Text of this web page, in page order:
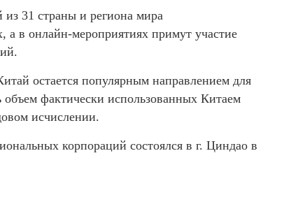
31 страны и региона мира
а в онлайн-мероприятиях примут участие
остается популярным направлением для
объем фактически использованных Китаем
исчислении.
корпораций состоялся в г. Циндао в